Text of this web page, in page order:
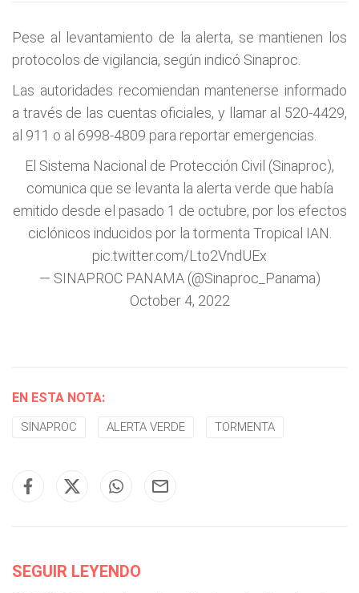
Pese al levantamiento de la alerta, se mantienen los
protocolos de vigilancia, según indicó Sinaproc.
Las autoridades recomiendan mantenerse informado
a través de las cuentas oficiales, y llamar al 520-4429,
al 911 o al 6998-4809 para reportar emergencias.
El Sistema Nacional de Protección Civil (Sinaproc),
comunica que se levanta la alerta verde que había
emitido desde el pasado 1 de octubre, por los efectos
ciclónicos inducidos por la tormenta Tropical IAN.
pic.twitter.com/Lto2VndUEx
— SINAPROC PANAMA (@Sinaproc_Panama)
October 4, 2022
EN ESTA NOTA:
SINAPROC ALERTA VERDE TORMENTA
SEGUIR LEYENDO